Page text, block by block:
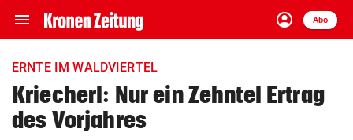
menu Navigation
ein-/ausklappen
account_circle
Anmelden
Abo
close Schließen
account_circle Anmelden
ERNTE IM WALDVIERTEL
Kriecherl: Nur ein Zehntel Ertrag
des Vorjahres